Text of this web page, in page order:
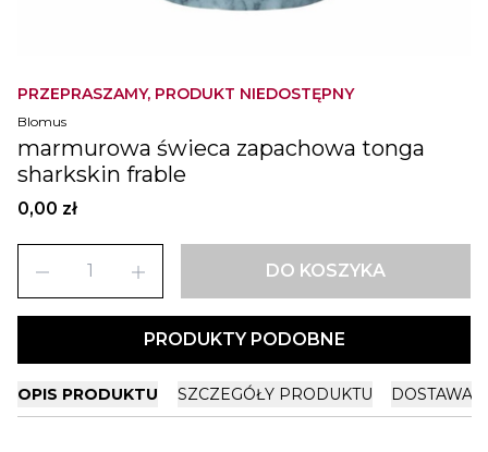
PRZEPRASZAMY, PRODUKT NIEDOSTĘPNY
Blomus
marmurowa świeca zapachowa tonga
sharkskin frable
0,00 zł
remove add DO KOSZYKA
PRODUKTY PODOBNE
OPIS PRODUKTU SZCZEGÓŁY PRODUKTU DOSTAWA